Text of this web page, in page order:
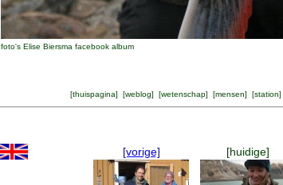
foto's Elise Biersma facebook album
[thuispagina] [weblog] [wetenschap] [mensen] [station
[vorige] [huidige]